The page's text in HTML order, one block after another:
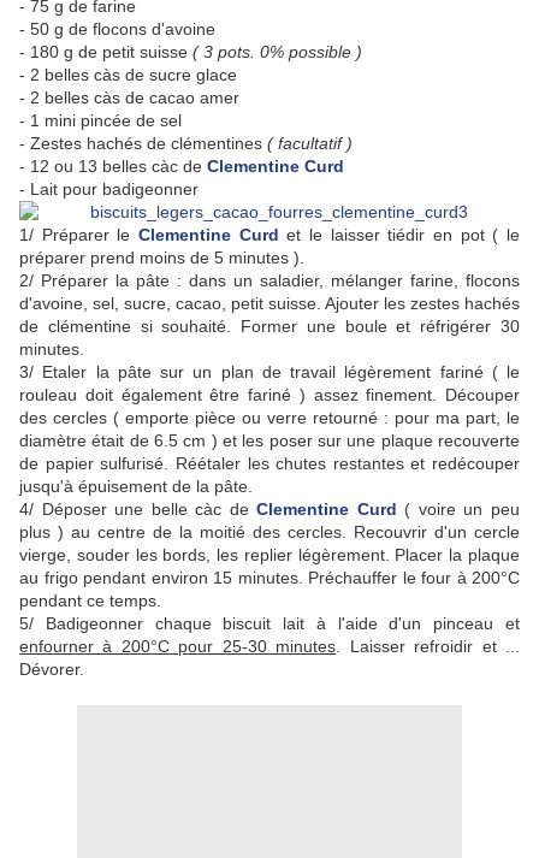
- 75 g de farine
- 50 g de flocons d'avoine
- 180 g de petit suisse ( 3 pots. 0% possible )
- 2 belles càs de sucre glace
- 2 belles càs de cacao amer
- 1 mini pincée de sel
- Zestes hachés de clémentines ( facultatif )
- 12 ou 13 belles càc de Clementine Curd
- Lait pour badigeonner
1/ Préparer le Clementine Curd et le laisser tiédir en pot ( le
préparer prend moins de 5 minutes ).
2/ Préparer la pâte : dans un saladier, mélanger farine, flocons
d'avoine, sel, sucre, cacao, petit suisse. Ajouter les zestes hachés
de clémentine si souhaité. Former une boule et réfrigérer 30
minutes.
3/ Etaler la pâte sur un plan de travail légèrement fariné ( le
rouleau doit également être fariné ) assez finement. Découper
des cercles ( emporte pièce ou verre retourné : pour ma part, le
diamètre était de 6.5 cm ) et les poser sur une plaque recouverte
de papier sulfurisé. Réétaler les chutes restantes et redécouper
jusqu'à épuisement de la pâte.
4/ Déposer une belle càc deClementine Curd ( voire un peu
plus ) au centre de la moitié des cercles. Recouvrir d'un cercle
vierge, souder les bords, les replier légèrement. Placer la plaque
au frigo pendant environ 15 minutes. Préchauffer le four à 200°C
pendant ce temps.
5/ Badigeonner chaque biscuit lait à l'aide d'un pinceau et
enfourner à 200°C pour 25-30 minutes . Laisser refroidir et ...
Dévorer.